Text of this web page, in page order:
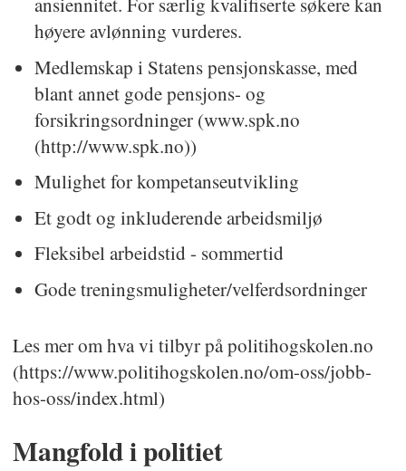
høyere avlønning vurderes.
Medlemskap i Statens pensjonskasse, med
blant annet gode pensjons- og
forsikringsordninger (www.spk.no
(http://www.spk.no))
Mulighet for kompetanseutvikling
Et godt og inkluderende arbeidsmiljø
Fleksibel arbeidstid - sommertid
Gode treningsmuligheter/velferdsordninger
Les mer om hva vi tilbyr på politihogskolen.no
(https://www.politihogskolen.no/om-oss/jobb-
hos-oss/index.html)
Mangfold i politiet